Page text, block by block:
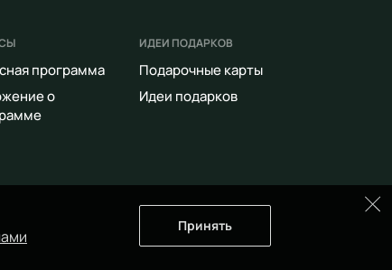
Принять
программа
о
ИДЕИ ПОДАРКОВ
Подарочные карты
Идеи подарков